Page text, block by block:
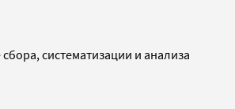
систематизации и анализа